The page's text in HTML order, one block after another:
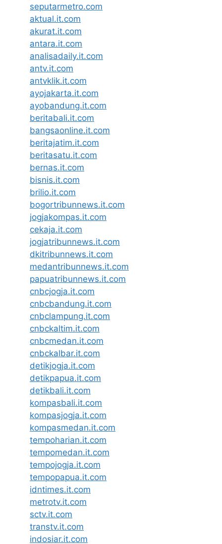
seputarmetro.com
aktual.it.com
akurat.it.com
antara.it.com
analisadaily.it.com
antv.it.com
antvklik.it.com
ayojakarta.it.com
ayobandung.it.com
beritabali.it.com
bangsaonline.it.com
beritajatim.it.com
beritasatu.it.com
bernas.it.com
bisnis.it.com
brilio.it.com
bogortribunnews.it.com
jogjakompas.it.com
cekaja.it.com
jogjatribunnews.it.com
dkitribunnews.it.com
medantribunnews.it.com
papuatribunnews.it.com
cnbcjogja.it.com
cnbcbandung.it.com
cnbclampung.it.com
cnbckaltim.it.com
cnbcmedan.it.com
cnbckalbar.it.com
detikjogja.it.com
detikpapua.it.com
detikbali.it.com
kompasbali.it.com
kompasjogja.it.com
kompasmedan.it.com
tempoharian.it.com
tempomedan.it.com
tempojogja.it.com
tempopapua.it.com
idntimes.it.com
metrotv.it.com
sctv.it.com
transtv.it.com
indosiar.it.com